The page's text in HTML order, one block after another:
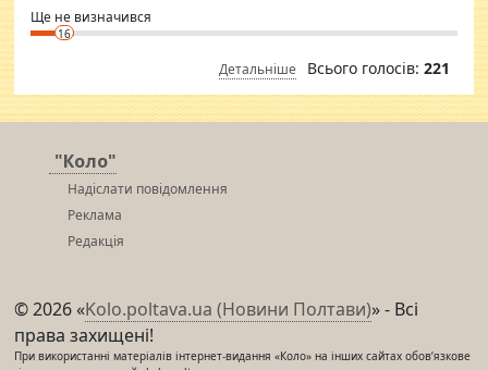
Ще не визначився
16
Детальніше Всього голосів: 221
"Коло"
Надіслати повідомлення
Реклама
Редакція
© 2026 «Kolo.poltava.ua (Новини Полтави)» - Всі
права захищені!
При використанні матеріалів інтернет-видання «Коло» на інших сайтах обов’язкове